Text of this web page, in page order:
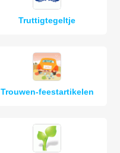
Truttigtegeltje
Trouwen-feestartikelen